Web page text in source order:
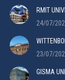
RMIT
24/07/
23/07/
GISMA